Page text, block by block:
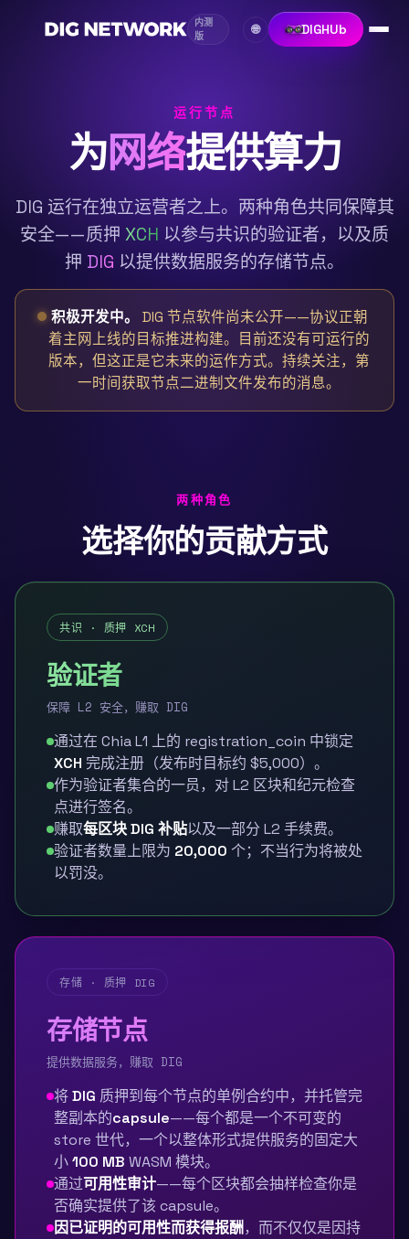
内测
版
🌐 DIGHUb
运行节点
为网络提供算力
DIG 运行在独立运营者之上。两种角色共同保障其
安全——质押 XCH 以参与共识的验证者，以及质
押 DIG 以提供数据服务的存储节点。
积极开发中。
DIG 节点软件尚未公开——协议正朝
着主网上线的目标推进构建。目前还没有可运行的
版本，但这正是它未来的运作方式。持续关注，第
一时间获取节点二进制文件发布的消息。
两种角色
选择你的贡献方式
共识 · 质押 XCH
验证者
保障 L2 安全，赚取 DIG
通过在 Chia L1 上的 registration_coin 中锁定
XCH 完成注册（发布时目标约 $5,000）。
作为验证者集合的一员，对 L2 区块和纪元检查
点进行签名。
赚取每区块 DIG 补贴以及一部分 L2 手续费。
验证者数量上限为 20,000 个；不当行为将被处
以罚没。
存储 · 质押 DIG
存储节点
提供数据服务，赚取 DIG
将DIG 质押到每个节点的单例合约中，并托管完
整副本的capsule——每个都是一个不可变的
store 世代，一个以整体形式提供服务的固定大
小100 MB WASM 模块。
通过可用性审计——每个区块都会抽样检查你是
否确实提供了该 capsule。
因已证明的可用性而获得报酬，而不仅仅是因持